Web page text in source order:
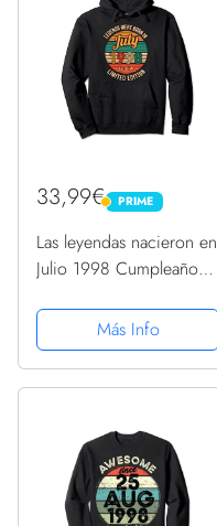
33,99€ PRIME
PRIME
Las leyendas nacieron en
Julio 1998 Cumpleaños
CapuchaMás Info